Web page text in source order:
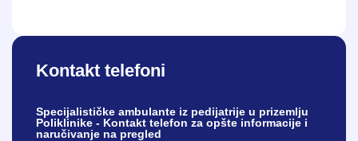
Kontakt telefoni
Specijalističke ambulante iz pedijatrije u prizemlju
Poliklinike - Kontakt telefon za opšte informacije i
naručivanje na pregled